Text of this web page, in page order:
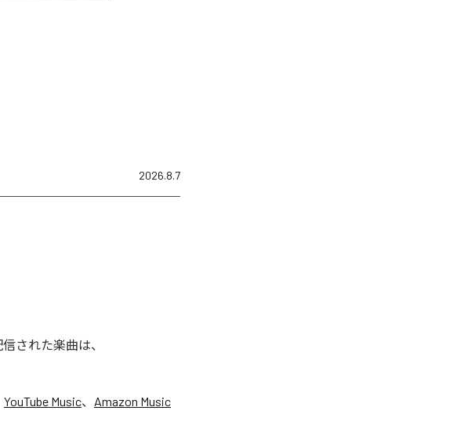
2026.8.7
された楽曲は、
YouTube Music、 Amazon Music